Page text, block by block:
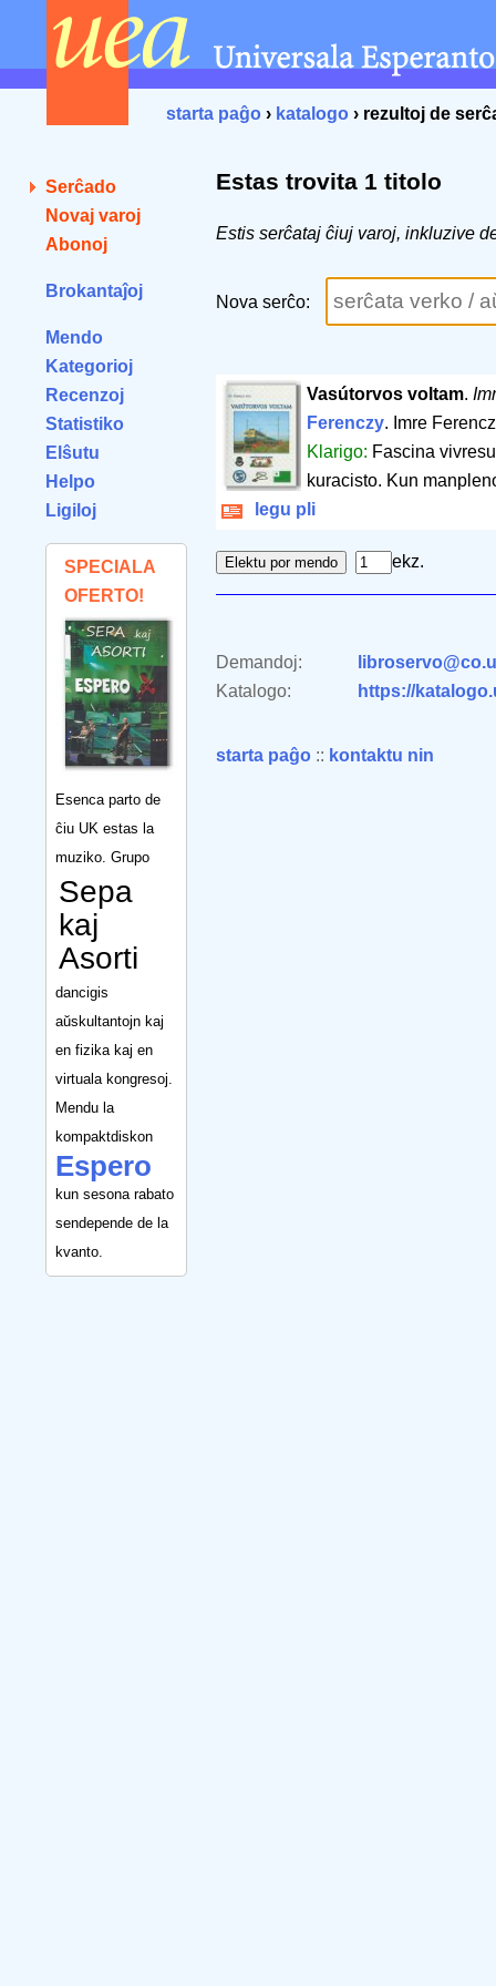
starta paĝo › katalogo › rezultoj de
Serĉado
Novaj varoj
Abonoj
Brokantaĵoj
Mendo
Kategorioj
Recenzoj
Statistiko
Elŝutu
Helpo
Ligiloj
SPECIALA
OFERTO!
Esenca parto de
ĉiu UK estas la
muziko. Grupo
Sepa
kaj
Asorti
dancigis
aŭskultantojn kaj
en fizika kaj en
virtuala kongresoj.
Mendu la
kompaktdiskon
Espero
kun sesona rabato
sendepende de la
kvanto.
Estas trovita 1 titolo
Estis serĉataj ĉiuj varoj, inkluzive
Nova serĉo:
Vasútorvos voltam.
Ferenczy. Imre
Klarigo: Fascina
kuracisto. Kun
legu pli
ekz.
Demandoj:
Katalogo:
https://
starta paĝo :: kontaktu nin